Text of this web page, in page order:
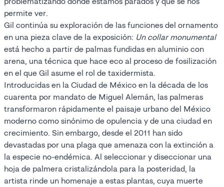
permite ver.
Gil continúa su exploración de las funciones del ornamento
en una pieza clave de la exposición: Un collar monumental
está hecho a partir de palmas fundidas en aluminio con
arena, una técnica que hace eco al proceso de fosilización
en el que Gil asume el rol de taxidermista.
Introducidas en la Ciudad de México en la década de los
cuarenta por mandato de Miguel Alemán, las palmeras
transformaron rápidamente el paisaje urbano del México
moderno como sinónimo de opulencia y de una ciudad en
crecimiento. Sin embargo, desde el 2011 han sido
devastadas por una plaga que amenaza con la extinción a
la especie no-endémica. Al seleccionar y diseccionar una
hoja de palmera cristalizándola para la posteridad, la
artista rinde un homenaje a estas plantas, cuya muerte